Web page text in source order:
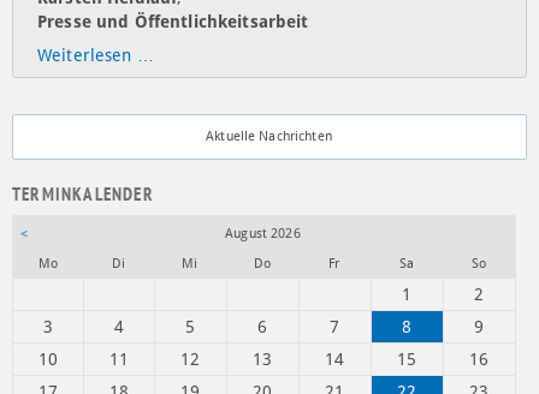
die Fahrtroute mit Stopps und Durchfahrtszeiten sowie
hinterlegt.
Karsten Heidlauf,
Presse und Öffentlichkeitsarbeit
Aktuelle Nachrichten
August 2026
Mo
Dienstag Mittwoch Do Freitag Samstag Sonntag